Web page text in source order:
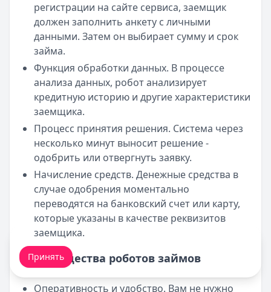
регистрации на сайте сервиса, заемщик
должен заполнить анкету с личными
данными. Затем он выбирает сумму и срок
займа.
Функция обработки данных. В процессе
анализа данных, робот анализирует
кредитную историю и другие характеристики
заемщика.
Процесс принятия решения. Система через
несколько минут выносит решение -
одобрить или отвергнуть заявку.
Начисление средств. Денежные средства в
случае одобрения моментально
переводятся на банковский счет или карту,
которые указаны в качестве реквизитов
заемщика.
Преимущества роботов займов
Оперативность и удобство. Вам не нужно
Мы обрабатываем ваши
Принять